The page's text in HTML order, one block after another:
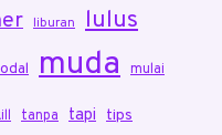
liburan lulus
muda mulai
tanpa tapi tips